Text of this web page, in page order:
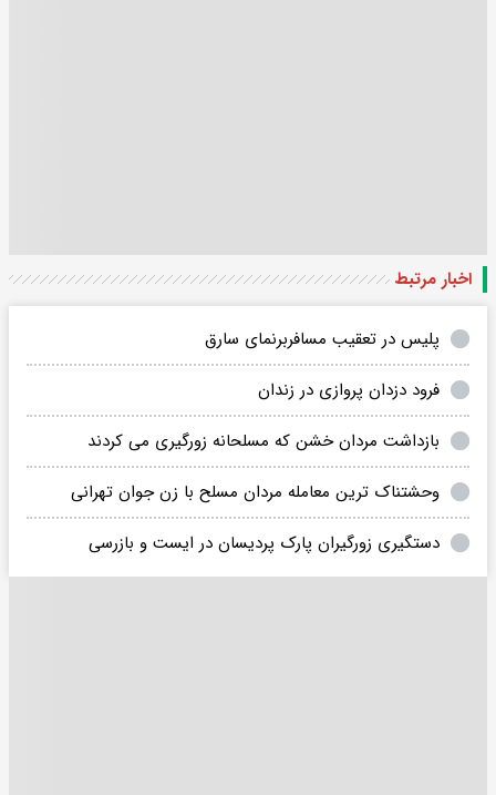
اخبار مرتبط
پلیس در تعقیب مسافربرنمای سارق
فرود دزدان پروازی در زندان
بازداشت مردان خشن که مسلحانه زورگیری می کردند
وحشتناک ترین معامله مردان مسلح با زن جوان تهرانی
دستگیری زورگیران پارک پردیسان در ایست و بازرسی